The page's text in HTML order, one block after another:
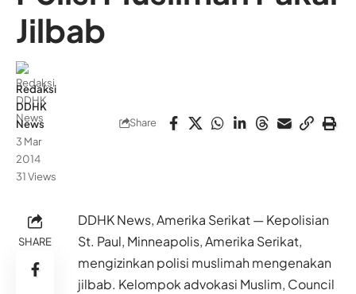
Jilbab
Redaksi
DDHK
News
3 Mar
2014
31 Views
Share
SHARE
DDHK News, Amerika Serikat — Kepolisian
St. Paul, Minneapolis, Amerika Serikat,
mengizinkan polisi muslimah mengenakan
jilbab. Kelompok advokasi Muslim, Council